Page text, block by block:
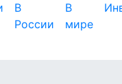
В
России
В
мире